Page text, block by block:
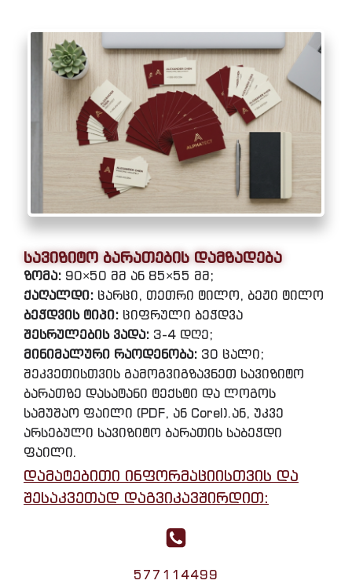
სავიზიტო ბარათების დამზადება
ზომა: 90×50 მმ ან 85×55 მმ;
ქაღალდი: ცარცი, თეთრი ტილო, ბეჟი ტილო
ბეჭდვის ტიპი: ციფრული ბეჭდვა
შესრულების ვადა: 3-4 დღე;
მინიმალური რაოდენობა: 30 ცალი;
შეკვეთისთვის გამოგვიგზავნეთ სავიზიტო
ბარათზე დასატანი ტექსტი და ლოგოს
სამუშაო ფაილი (PDF, ან Corel).ან, უკვე
არსებული სავიზიტო ბარათის საბეჭდი
ფაილი.
დამატებითი ინფორმაციისთვის და
შესაკვეთად დაგვიკავშირდით:
577114499